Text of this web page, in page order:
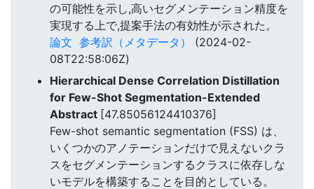
の可能性を示し,高いセグメンテーション精度を
実現する上で,提案手法の有効性が示された。
論文 参考訳（メタデータ）
(2024-02-
08T22:58:06Z)
Hierarchical Dense Correlation Distillation
for Few-Shot Segmentation-Extended
Abstract [47.85056124410376]
Few-shot semantic segmentation (FSS) は、
いくつかのアノテーションだけで見えないクラ
スをセグメンテーションするクラスに依存しな
いモデルを構築することを目的としている。